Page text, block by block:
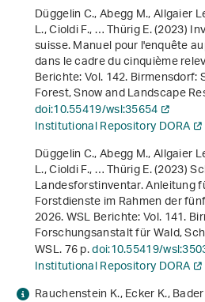
Düggelin C., Abegg M., Allgaier
L., Cioldi F., … Thürig E. (2023)
suisse. Manuel pour l'enquête
dans le cadre du cinquième
Berichte: Vol. 142.
Forest, Snow and Landscape
doi:10.55419/wsl:35654
Institutional Repository DORA
Düggelin C., Abegg M., Allgaier
L., Cioldi F., … Thürig E. (2023)
Landesforstinventar. Anleitung
Forstdienste im Rahmen der
2026. WSL Berichte: Vol. 141.
Forschungsanstalt für Wald,
WSL. 76 p.doi:10.55419/
Institutional Repository DORA
Rauchenstein K., Ecker K.,